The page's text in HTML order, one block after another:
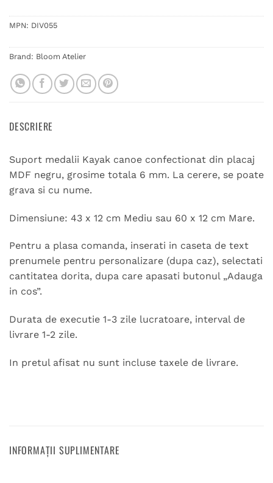
MPN: DIV055
Brand: Bloom Atelier
DESCRIERE
Suport medalii Kayak canoe confectionat din placaj
MDF negru, grosime totala 6 mm. La cerere, se poate
grava si cu nume.
Dimensiune: 43 x 12 cm Mediu sau 60 x 12 cm Mare.
Pentru a plasa comanda, inserati in caseta de text
prenumele pentru personalizare (dupa caz), selectati
cantitatea dorita, dupa care apasati butonul „Adauga
in cos”.
Durata de executie 1-3 zile lucratoare, interval de
livrare 1-2 zile.
In pretul afisat nu sunt incluse taxele de livrare.
INFORMAȚII SUPLIMENTARE